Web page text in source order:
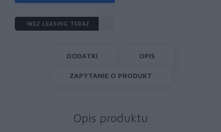
WEŹ LEASING TERAZ
DODATKI OPIS
ZAPYTANIE O PRODUKT
Opis produktu